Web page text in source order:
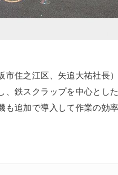
住之江区、矢追大祐社長
鉄スクラップを中心とし
追加で導入して作業の効率